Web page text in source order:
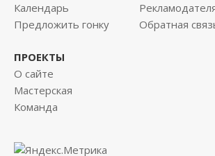
Календарь
Предложить гонку
Обратная
ПРОЕКТЫ
О сайте
Мастерская
Команда